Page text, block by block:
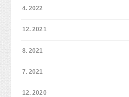
4. 2022
12. 2021
8. 2021
7. 2021
12. 2020